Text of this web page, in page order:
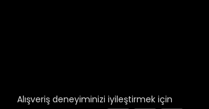
Alışveriş deneyiminizi iyileştirmek için